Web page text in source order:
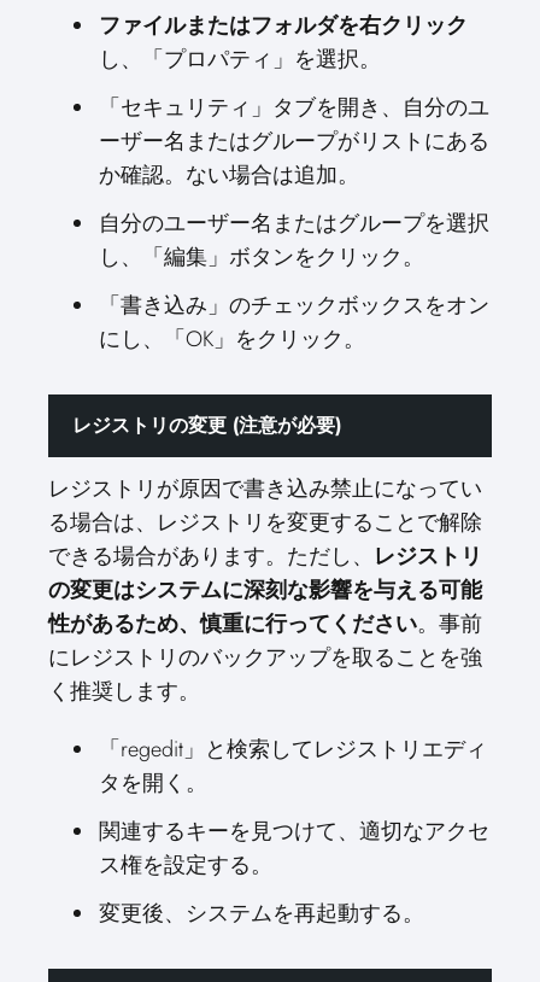
ファイルまたはフォルダを右クリック
し、「プロパティ」を選択。
「セキュリティ」タブを開き、自分のユ
ーザー名またはグループがリストにある
か確認。ない場合は追加。
自分のユーザー名またはグループを選択
し、「編集」ボタンをクリック。
「書き込み」のチェックボックスをオン
にし、「OK」をクリック。
レジストリの変更 (注意が必要)
レジストリが原因で書き込み禁止になってい
る場合は、レジストリを変更することで解除
できる場合があります。ただし、 レジストリ
の変更はシステムに深刻な影響を与える可能
性があるため、慎重に行ってください。事前
にレジストリのバックアップを取ることを強
く推奨します。
「regedit」と検索してレジストリエディ
タを開く。
関連するキーを見つけて、適切なアクセ
ス権を設定する。
変更後、システムを再起動する。